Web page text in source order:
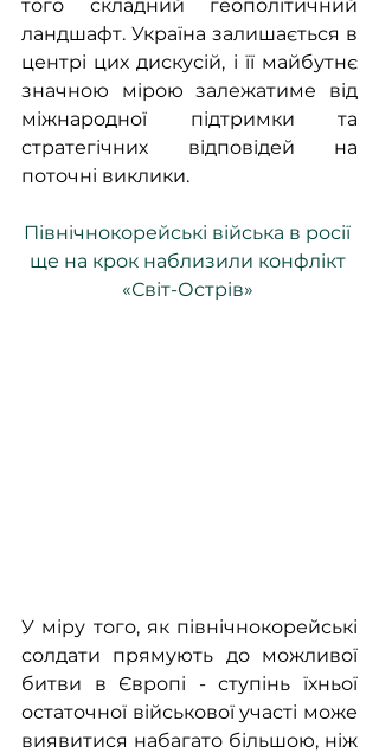
того складний геополітичний
ландшафт. Україна залишається в
центрі цих дискусій, і її майбутнє
значною мірою залежатиме від
міжнародної підтримки та
стратегічних відповідей на
поточні виклики.
Північнокорейські війська в росії
ще на крок наблизили конфлікт
«Світ-Острів»
У міру того, як північнокорейські
солдати прямують до можливої
битви в Європі - ступінь їхньої
остаточної військової участі може
виявитися набагато більшою, ніж